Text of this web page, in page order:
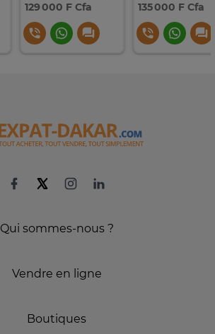
129 000 F Cfa 135 000 F Cfa
Qui sommes-nous ?
Vendre en ligne
Boutiques